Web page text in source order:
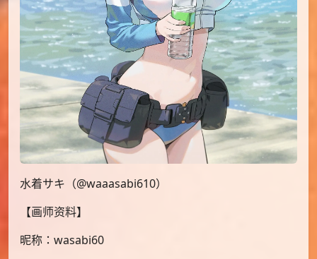
水着サキ（@waaasabi610）
【画师资料】
昵称：wasabi60